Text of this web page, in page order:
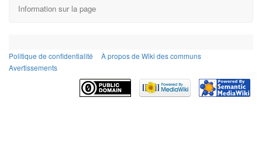
Information sur la page
Politique de confidentialité
À propos de Wiki des communs
Avertissements